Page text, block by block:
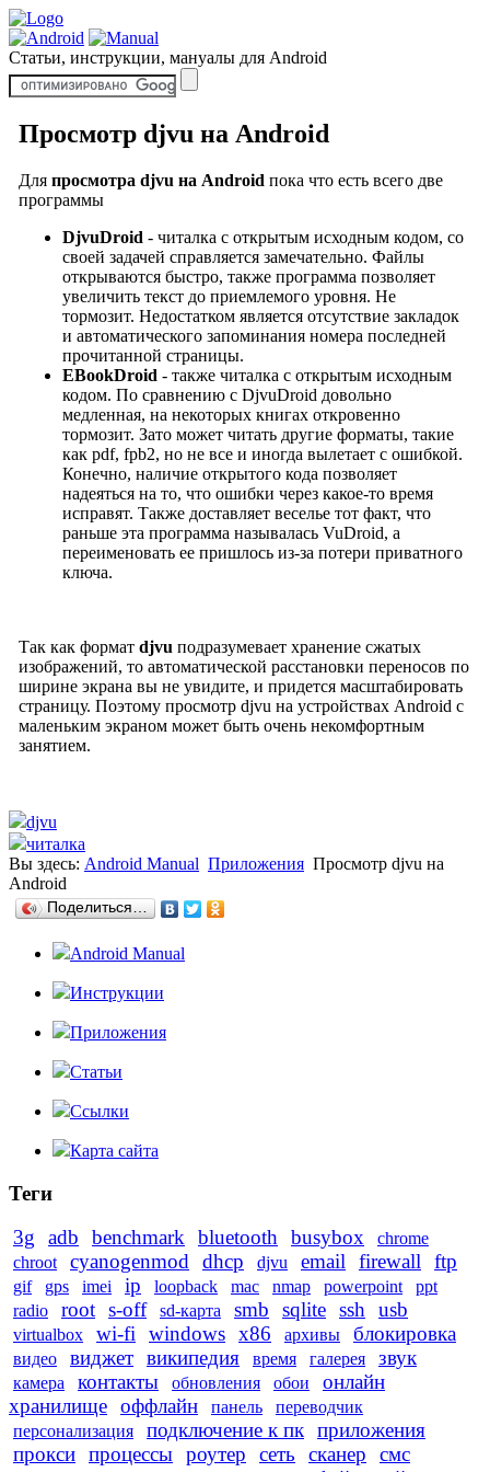
Статьи, инструкции, мануалы для Android
Просмотр djvu на Android
Для просмотра djvu на Android пока что есть всего две
программы
DjvuDroid - читалка с открытым исходным кодом, со
своей задачей справляется замечательно. Файлы
открываются быстро, также программа позволяет
увеличить текст до приемлемого уровня. Не
тормозит. Недостатком является отсутствие закладок
и автоматического запоминания номера последней
прочитанной страницы.
EBookDroid - также читалка с открытым исходным
кодом. По сравнению с DjvuDroid довольно
медленная, на некоторых книгах откровенно
тормозит. Зато может читать другие форматы, такие
как pdf, fpb2, но не все и иногда вылетает с ошибкой.
Конечно, наличие открытого кода позволяет
надеяться на то, что ошибки через какое-то время
исправят. Также доставляет веселье тот факт, что
раньше эта программа называлась VuDroid, а
переименовать ее пришлось из-за потери приватного
ключа.
Так как формат djvu подразумевает хранение сжатых
изображений, то автоматической расстановки переносов по
ширине экрана вы не увидите, и придется масштабировать
страницу. Поэтому просмотр djvu на устройствах Android с
маленьким экраном может быть очень некомфортным
занятием.
djvu
читалка
Вы здесь: Android Manual Приложения Просмотр djvu на
Android
Поделиться…
Android Manual
Инструкции
Приложения
Статьи
Ссылки
Карта сайта
Теги
3g
adb benchmark bluetooth busybox
chrome
chroot
cyanogenmod dhcp djvu email firewall ftp
gif gps imei ip loopback mac nmap powerpoint
ppt
radio
root s-off sd-карта smb sqlite ssh usb
virtualbox wi-fi windows x86 архивы блокировка
видео виджет википедия время галерея звук
камера контакты обновления обои
онлайн
хранилище оффлайн панель
переводчик
персонализация
подключение к пк приложения
прокси процессы роутер сеть сканер
смс